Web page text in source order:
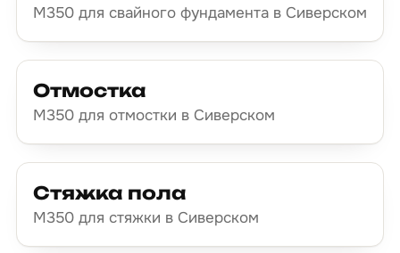
М350 для свайного фундамента в Сиверском
Отмостка
М350 для отмостки в Сиверском
Стяжка пола
М350 для стяжки в Сиверском